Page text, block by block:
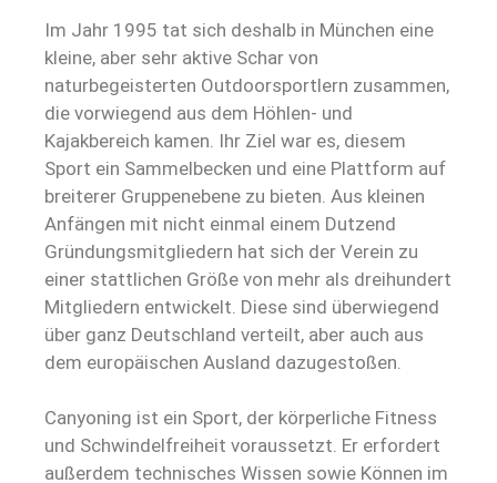
Im Jahr 1995 tat sich deshalb in München eine
kleine, aber sehr aktive Schar von
naturbegeisterten Outdoorsportlern zusammen,
die vorwiegend aus dem Höhlen- und
Kajakbereich kamen. Ihr Ziel war es, diesem
Sport ein Sammelbecken und eine Plattform auf
breiterer Gruppenebene zu bieten. Aus kleinen
Anfängen mit nicht einmal einem Dutzend
Gründungsmitgliedern hat sich der Verein zu
einer stattlichen Größe von mehr als dreihundert
Mitgliedern entwickelt. Diese sind überwiegend
über ganz Deutschland verteilt, aber auch aus
dem europäischen Ausland dazugestoßen.
Canyoning ist ein Sport, der körperliche Fitness
und Schwindelfreiheit voraussetzt. Er erfordert
außerdem technisches Wissen sowie Können im